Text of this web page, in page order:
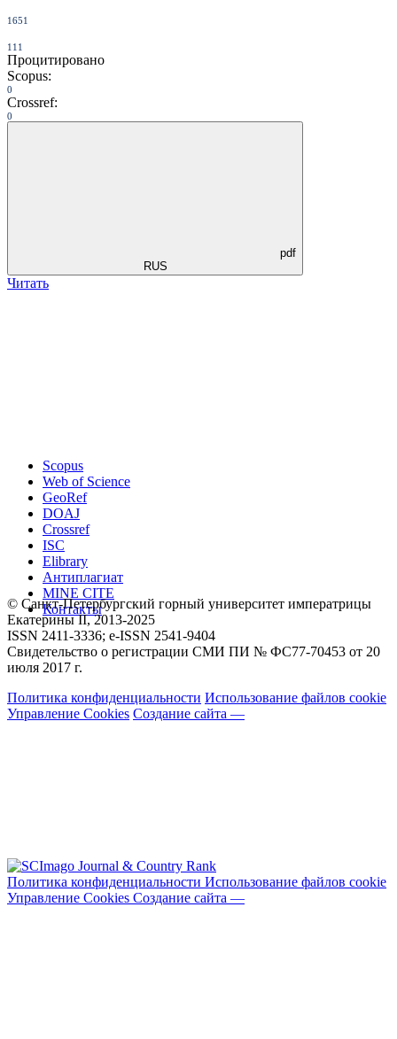
1651
111
Процитировано
Scopus:
0
Crossref:
0
pdf
RUS
Читать
Scopus
Web of Science
GeoRef
DOAJ
Crossref
ISC
Elibrary
Антиплагиат
MINE CITE
Контакты
© Санкт-Петербургский горный университет императрицы
Екатерины ΙΙ, 2013-2025
ISSN 2411-3336; e-ISSN 2541-9404
Свидетельство о регистрации СМИ ПИ № ФС77-70453 от 20
июля 2017 г.
Политика конфиденциальности Использование файлов cookie
Управление Cookies Создание сайта —
Политика конфиденциальности Использование файлов cookie
Управление Cookies Создание сайта —